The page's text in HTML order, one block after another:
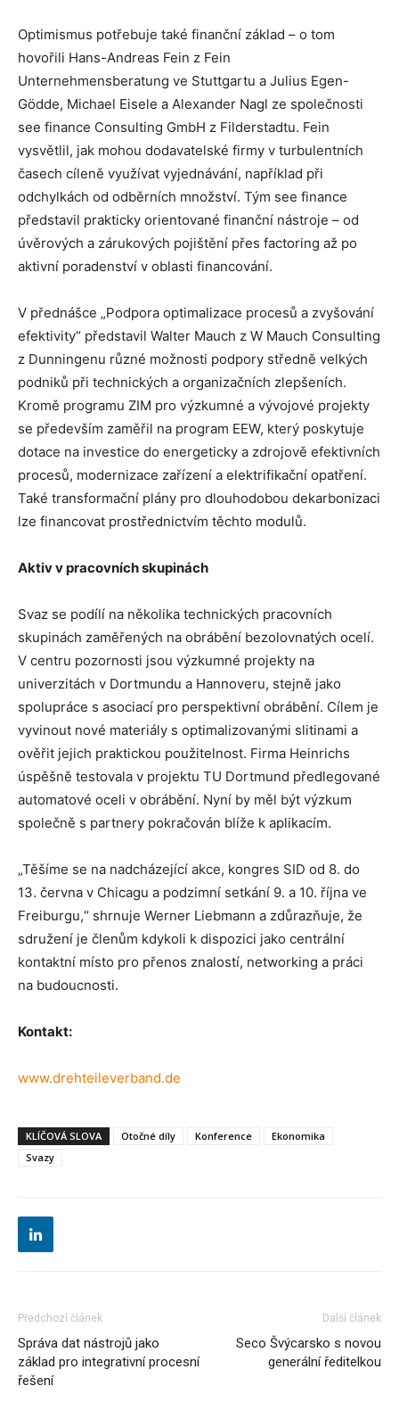
Optimismus potřebuje také finanční základ – o tom
hovořili Hans-Andreas Fein z Fein
Unternehmensberatung ve Stuttgartu a Julius Egen-
Gödde, Michael Eisele a Alexander Nagl ze společnosti
see finance Consulting GmbH z Filderstadtu. Fein
vysvětlil, jak mohou dodavatelské firmy v turbulentních
časech cíleně využívat vyjednávání, například při
odchylkách od odběrních množství. Tým see finance
představil prakticky orientované finanční nástroje – od
úvěrových a zárukových pojištění přes factoring až po
aktivní poradenství v oblasti financování.
V přednášce „Podpora optimalizace procesů a zvyšování
efektivity“ představil Walter Mauch z W Mauch Consulting
z Dunningenu různé možnosti podpory středně velkých
podniků při technických a organizačních zlepšeních.
Kromě programu ZIM pro výzkumné a vývojové projekty
se především zaměřil na program EEW, který poskytuje
dotace na investice do energeticky a zdrojově efektivních
procesů, modernizace zařízení a elektrifikační opatření.
Také transformační plány pro dlouhodobou dekarbonizaci
lze financovat prostřednictvím těchto modulů.
Aktiv v pracovních skupinách
Svaz se podílí na několika technických pracovních
skupinách zaměřených na obrábění bezolovnatých ocelí.
V centru pozornosti jsou výzkumné projekty na
univerzitách v Dortmundu a Hannoveru, stejně jako
spolupráce s asociací pro perspektivní obrábění. Cílem je
vyvinout nové materiály s optimalizovanými slitinami a
ověřit jejich praktickou použitelnost. Firma Heinrichs
úspěšně testovala v projektu TU Dortmund předlegované
automatové oceli v obrábění. Nyní by měl být výzkum
společně s partnery pokračován blíže k aplikacím.
„Těšíme se na nadcházející akce, kongres SID od 8. do
13. června v Chicagu a podzimní setkání 9. a 10. října ve
Freiburgu,“ shrnuje Werner Liebmann a zdůrazňuje, že
sdružení je členům kdykoli k dispozici jako centrální
kontaktní místo pro přenos znalostí, networking a práci
na budoucnosti.
Kontakt:
www.drehteileverband.de
KLÍČOVÁ SLOVA Otočné díly Konference
Ekonomika
Svazy
Předchozí článek
Správa dat nástrojů jako
základ pro integrativní procesní
řešení
Další článek
Seco Švýcarsko s novou
generální ředitelkou